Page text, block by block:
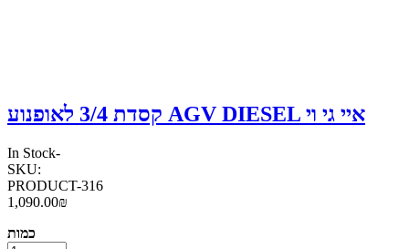
קסדת 3/4 לאופנוע AGV DIESEL איי גי וי
In Stock-
SKU:
PRODUCT-316
1,090.00₪
כמות